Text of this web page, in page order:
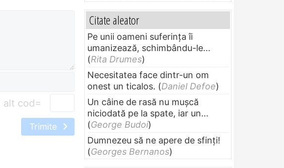
=
Trimite
Citate aleator
Pe unii oameni suferinţa îi
umanizează, schimbându-le...
(Rita Drumes)
Necesitatea face dintr-un om
onest un ticalos. (Daniel Defoe)
Un câine de rasă nu muşcă
niciodată pe la spate, iar un...
(George Budoi)
Dumnezeu să ne apere de sfinți!
(Georges Bernanos)